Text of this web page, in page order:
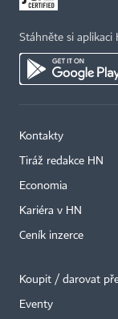
Stáhněte si aplikaci
Kontakty
Tiráž redakce HN
Economia
Kariéra v HN
Ceník inzerce
Koupit / darovat
Eventy